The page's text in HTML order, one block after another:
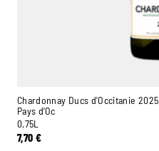
Chardonnay Ducs d'Occitanie 2025
Pays d’Oc
0,75L
7,70 €